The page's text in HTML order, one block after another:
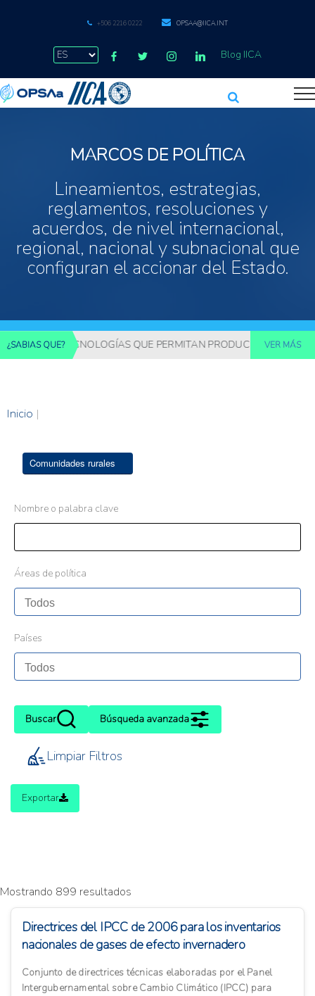
+506 2216 0222 OPSAA@IICA.INT
Blog IICA
MARCOS DE POLÍTICA
Lineamientos, estrategias,
reglamentos, resoluciones y
acuerdos, de nivel internacional,
regional, nacional y subnacional que
configuran el accionar del Estado.
¿SABIAS QUE?TECNOLOGÍAS QUE PERMITAN PRODUCIR MÁS VER MÁS
Inicio |
Comunidades rurales
Nombre o palabra clave
Áreas de política
Países
Buscar Búsqueda avanzada
Limpiar Filtros
Exportar
Mostrando 899 resultados
Directrices del IPCC de 2006 para los inventarios
nacionales de gases de efecto invernadero
Conjunto de directrices técnicas elaboradas por el Panel
Intergubernamental sobre Cambio Climático (IPCC) para